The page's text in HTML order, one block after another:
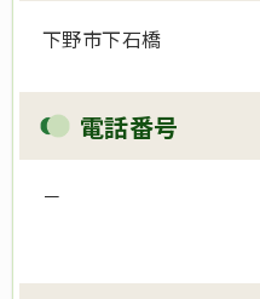
下野市下石橋
電話番号
－